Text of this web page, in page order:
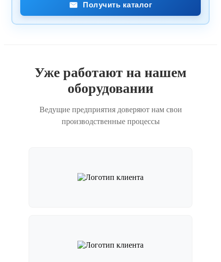
Получить каталог
Уже работают на нашем
оборудовании
Ведущие предприятия доверяют нам свои
производственные процессы